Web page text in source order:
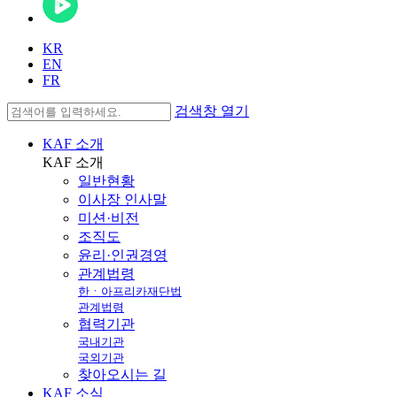
KR
EN
FR
검색창 열기
KAF 소개
KAF 소개
일반현황
이사장 인사말
미션·비전
조직도
윤리·인권경영
관계법령
한ㆍ아프리카재단법
관계법령
협력기관
국내기관
국외기관
찾아오시는 길
KAF 소식